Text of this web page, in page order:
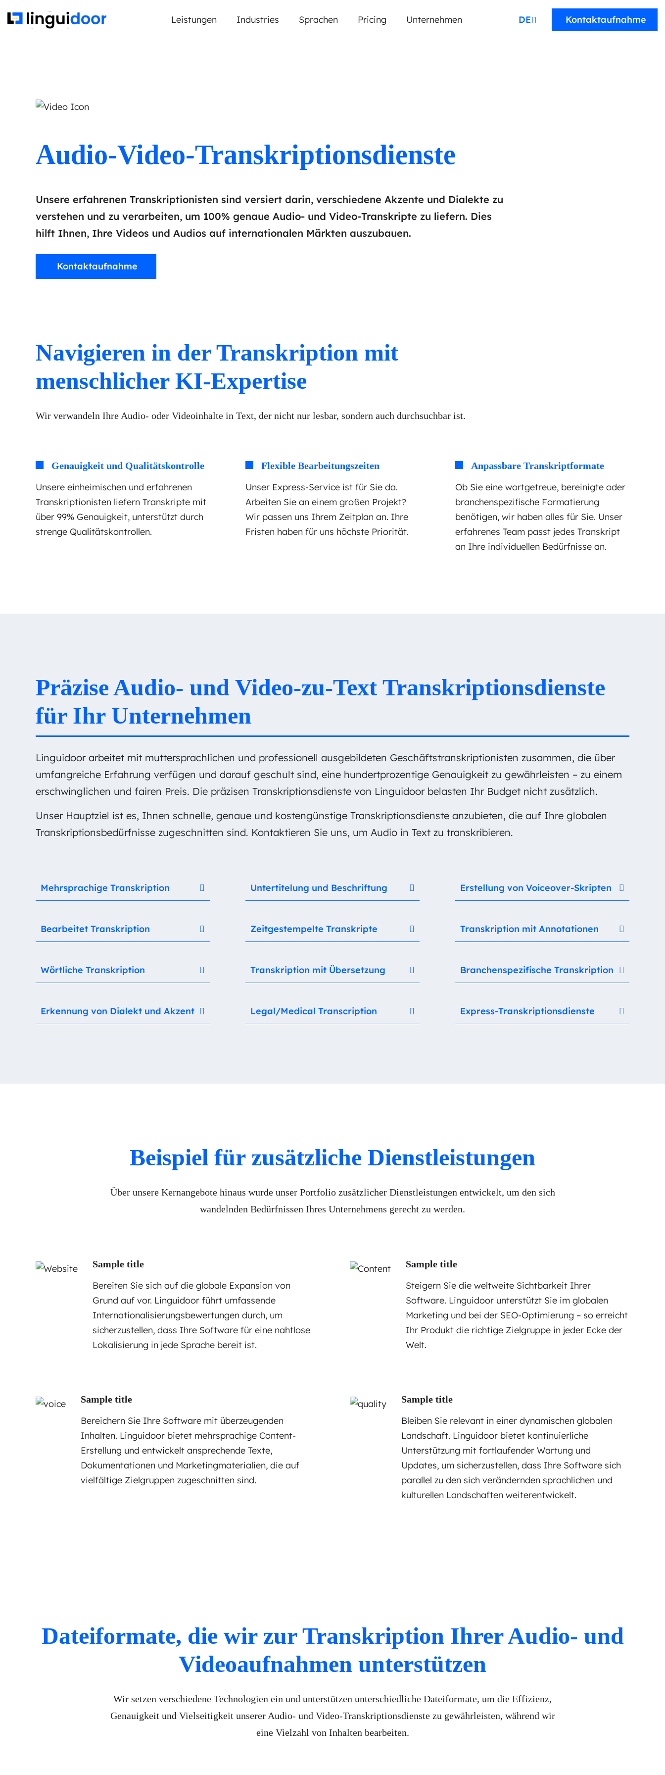
Leistungen Industries Sprachen Pricing Unternehmen DEUTSCH Kontaktaufnahme
Audio-Video-Transkriptionsdienste
Unsere erfahrenen Transkriptionisten sind versiert darin, verschiedene Akzente und Dialekte zu
verstehen und zu verarbeiten, um 100% genaue Audio- und Video-Transkripte zu liefern. Dies
hilft Ihnen, Ihre Videos und Audios auf internationalen Märkten auszubauen.
Kontaktaufnahme
Navigieren in der Transkription mit
menschlicher KI-Expertise
Wir verwandeln Ihre Audio- oder Videoinhalte in Text, der nicht nur lesbar, sondern auch durchsuchbar ist.
Genauigkeit und Qualitätskontrolle
Unsere einheimischen und erfahrenen
Transkriptionisten liefern Transkripte mit
über 99% Genauigkeit, unterstützt durch
strenge Qualitätskontrollen.
Flexible Bearbeitungszeiten
Unser Express-Service ist für Sie da.
Arbeiten Sie an einem großen Projekt?
Wir passen uns Ihrem Zeitplan an. Ihre
Fristen haben für uns höchste Priorität.
Anpassbare Transkriptformate
Ob Sie eine wortgetreue, bereinigte oder
branchenspezifische Formatierung
benötigen, wir haben alles für Sie. Unser
erfahrenes Team passt jedes Transkript
an Ihre individuellen Bedürfnisse an.
Präzise Audio- und Video-zu-Text Transkriptionsdienste
für Ihr Unternehmen
Linguidoor arbeitet mit muttersprachlichen und professionell ausgebildeten Geschäftstranskriptionisten zusammen, die über
umfangreiche Erfahrung verfügen und darauf geschult sind, eine hundertprozentige Genauigkeit zu gewährleisten – zu einem
erschwinglichen und fairen Preis. Die präzisen Transkriptionsdienste von Linguidoor belasten Ihr Budget nicht zusätzlich.
Unser Hauptziel ist es, Ihnen schnelle, genaue und kostengünstige Transkriptionsdienste anzubieten, die auf Ihre globalen
Transkriptionsbedürfnisse zugeschnitten sind. Kontaktieren Sie uns, um Audio in Text zu transkribieren.
Mehrsprachige Transkription Untertitelung und Beschriftung Erstellung von Voiceover-Skripten
Bearbeitet Transkription Zeitgestempelte Transkripte Transkription mit Annotationen
Wörtliche Transkription Transkription mit Übersetzung Branchen­spezifische Transkription
Erkennung von Dialekt und Akzent Legal/Medical Transcription Express-Transkriptionsdienste
Beispiel für zusätzliche Dienstleistungen
Über unsere Kernangebote hinaus wurde unser Portfolio zusätzlicher Dienstleistungen entwickelt, um den sich
wandelnden Bedürfnissen Ihres Unternehmens gerecht zu werden.
Sample title
Bereiten Sie sich auf die globale Expansion von
Grund auf vor. Linguidoor führt umfassende
Internationalisierungsbewertungen durch, um
sicherzustellen, dass Ihre Software für eine nahtlose
Lokalisierung in jede Sprache bereit ist.
Sample title
Steigern Sie die weltweite Sichtbarkeit Ihrer
Software. Linguidoor unterstützt Sie im globalen
Marketing und bei der SEO-Optimierung – so erreicht
Ihr Produkt die richtige Zielgruppe in jeder Ecke der
Welt.
Sample title
Bereichern Sie Ihre Software mit überzeugenden
Inhalten. Linguidoor bietet mehrsprachige Content-
Erstellung und entwickelt ansprechende Texte,
Dokumentationen und Marketingmaterialien, die auf
vielfältige Zielgruppen zugeschnitten sind.
Sample title
Bleiben Sie relevant in einer dynamischen globalen
Landschaft. Linguidoor bietet kontinuierliche
Unterstützung mit fortlaufender Wartung und
Updates, um sicherzustellen, dass Ihre Software sich
parallel zu den sich verändernden sprachlichen und
kulturellen Landschaften weiterentwickelt.
Dateiformate, die wir zur Transkription Ihrer Audio- und
Videoaufnahmen unterstützen
Wir setzen verschiedene Technologien ein und unterstützen unterschiedliche Dateiformate, um die Effizienz,
Genauigkeit und Vielseitigkeit unserer Audio- und Video-Transkriptionsdienste zu gewährleisten, während wir
eine Vielzahl von Inhalten bearbeiten.